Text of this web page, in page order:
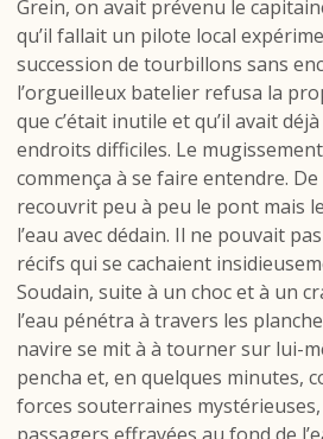
Grein, on avait prévenu le
qu’il fallait un pilote local
succession de tourbillons sans
l’orgueilleux batelier refusa la
que c’était inutile et qu’il avait
endroits difficiles. Le
commença à se faire entendre. De
recouvrit peu à peu le pont mais
l’eau avec dédain. Il ne pouvait
récifs qui se cachaient
Soudain, suite à un choc et à un
l’eau pénétra à travers les
navire se mit à à tourner sur lui-
pencha et, en quelques minutes,
forces souterraines